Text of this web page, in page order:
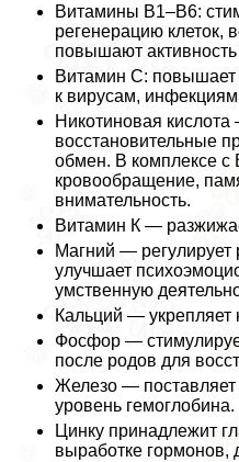
Витамины В1–В6:
регенерацию клеток,
повышают активность
Витамин С: повышает
к вирусам,
Никотиновая кислота
восстановительные
обмен. В комплексе с
кровообращение,
внимательность.
Витамин К —
Магний — регулирует
улучшает
умственную
Кальций — укрепляет
Фосфор —
после родов для
Железо — поставляет
уровень гемоглобина.
Цинку принадлежит
выработке гормонов,